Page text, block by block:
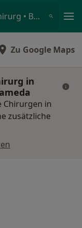
Plastischer & Ästhetischer Chirurg • Bottrop, Nordrhein-Westfalen
Zu Google Maps
in
Chirurgen in
zusätzliche